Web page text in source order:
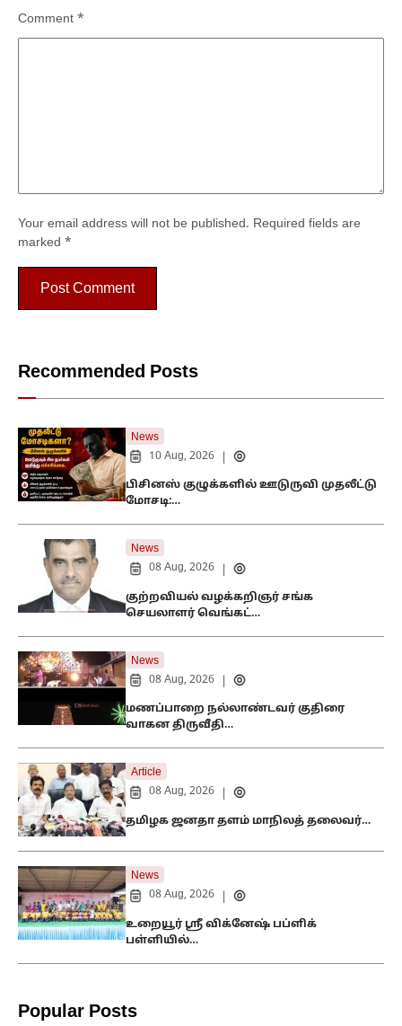
Your email address will not be published. Required fields are
marked *
Comment *
Recommended Posts
News
10 Aug, 2026
பிசினஸ் குழுக்களில் ஊடுருவி முதலீட்டு
மோசடி:…
News
08 Aug, 2026
குற்றவியல் வழக்கறிஞர் சங்க
செயலாளர் வெங்கட்…
News
08 Aug, 2026
மணப்பாறை நல்லாண்டவர் குதிரை
வாகன திருவீதி…
Article
08 Aug, 2026
தமிழக ஜனதா தளம் மாநிலத் தலைவர்…
News
08 Aug, 2026
உறையூர் ஸ்ரீ விக்னேஷ் பப்ளிக்
பள்ளியில்…
Popular Posts